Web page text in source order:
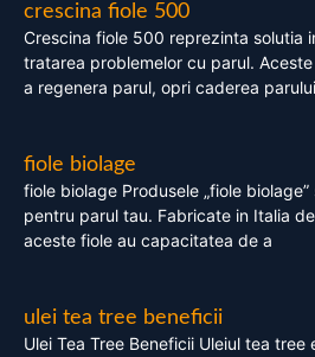
crescina fiole 500
Crescina fiole 500 reprezinta solutia
tratarea problemelor cu parul.
a regenera parul, opri caderea
fiole biolage
fiole biolage Produsele „fiole
pentru parul tau. Fabricate in Italia de
aceste fiole au capacitatea de a
ulei tea tree beneficii
Ulei Tea Tree Beneficii Uleiul tea